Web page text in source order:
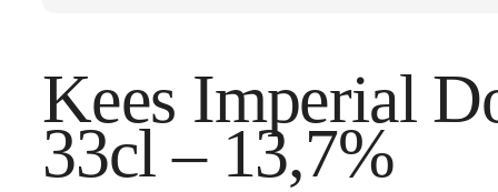
Kees Imperial
33cl – 13,7%